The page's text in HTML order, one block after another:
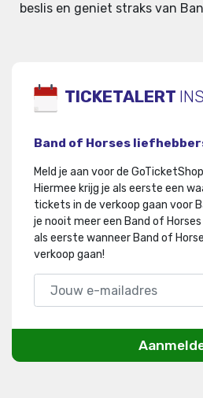
beslis en geniet straks van
TICKETALERT
Band of Horses
Meld je aan voor de GoTicketShop
Hiermee krijg je als eerste een
tickets in de verkoop gaan voor
je nooit meer een Band of
als eerste wanneer Band of
verkoop gaan!